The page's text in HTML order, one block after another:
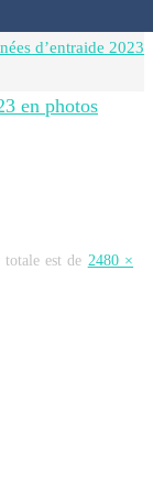
d’entraide 2023
en photos
est de 2480 ×